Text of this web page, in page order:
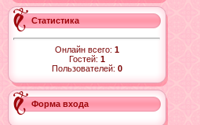
Статистика
Онлайн всего: 1
Гостей: 1
Пользователей: 0
Форма входа